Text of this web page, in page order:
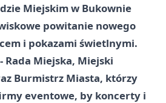
Miejskim w Bukownie
powitanie nowego
i pokazami świetlnymi.
Rada Miejska, Miejski
Burmistrz Miasta, którzy
eventowe, by koncerty i